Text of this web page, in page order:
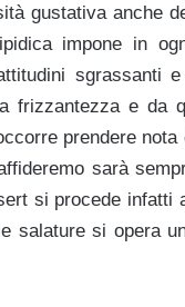
gustativa anche
impone in
sgrassanti
frizzantezza e da
prendere
sarà
si procede infatti
salature si opera